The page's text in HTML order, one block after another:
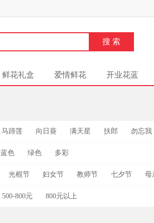
鲜花礼盒 爱情鲜花 开业花蓝
马蹄莲 向日葵 满天星 扶郎 勿忘我
蓝色 绿色 多彩
光棍节 妇女节 教师节 七夕节 母
500-800元 800元以上